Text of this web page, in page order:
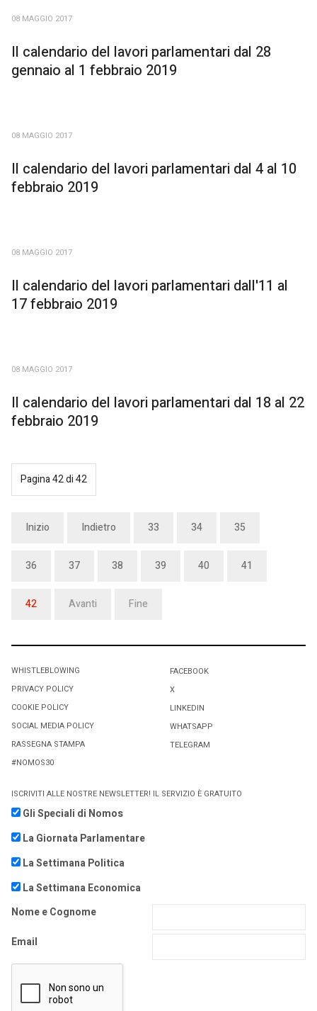
08 MAGGIO 2017
Il calendario del lavori parlamentari dal 28
gennaio al 1 febbraio 2019
08 MAGGIO 2017
Il calendario del lavori parlamentari dal 4 al 10
febbraio 2019
08 MAGGIO 2017
Il calendario del lavori parlamentari dall'11 al
17 febbraio 2019
08 MAGGIO 2017
Il calendario del lavori parlamentari dal 18 al 22
febbraio 2019
Pagina 42 di 42
Inizio Indietro 33 34 35
36 37 38 39 40 41
42 Avanti Fine
WHISTLEBLOWING
PRIVACY POLICY
COOKIE POLICY
SOCIAL MEDIA POLICY
RASSEGNA STAMPA
#NOMOS30
FACEBOOK
X
LINKEDIN
WHATSAPP
TELEGRAM
ISCRIVITI ALLE NOSTRE NEWSLETTER! IL SERVIZIO È GRATUITO
Gli Speciali di Nomos
La Giornata Parlamentare
La Settimana Politica
La Settimana Economica
Nome e Cognome
Email